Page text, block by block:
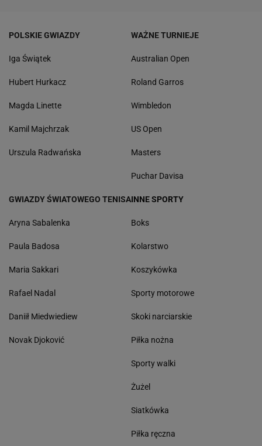
POLSKIE GWIAZDY
Iga Świątek
Hubert Hurkacz
Magda Linette
Kamil Majchrzak
Urszula Radwańska
WAŻNE TURNIEJE
Australian Open
Roland Garros
Wimbledon
US Open
Masters
Puchar Davisa
GWIAZDY ŚWIATOWEGO TENISA
Aryna Sabalenka
Paula Badosa
Maria Sakkari
Rafael Nadal
Daniił Miedwiediew
Novak Djoković
INNE SPORTY
Boks
Kolarstwo
Koszykówka
Sporty motorowe
Skoki narciarskie
Piłka nożna
Sporty walki
Żużel
Siatkówka
Piłka ręczna